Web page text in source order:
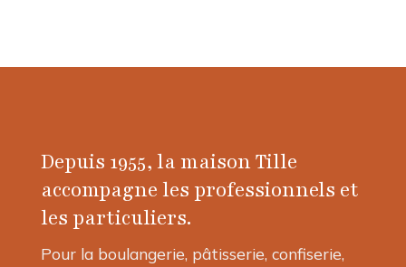
Depuis 1955, la maison Tille
accompagne les professionnels et
les particuliers.
Pour la boulangerie, pâtisserie, confiserie,